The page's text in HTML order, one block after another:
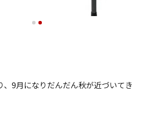
、9月になりだんだん秋が近づいてき